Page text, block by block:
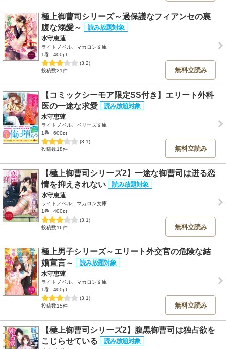
極上御曹司シリーズ～過保護なフィアンセの裏
腹な溺愛～
水守恵蓮
ライトノベル、マカロン文庫
1巻
400pt
(3.2)
投稿数21件
無料立読み
【コミックシーモア限定SS付き】エリート外科
医の一途な求愛
水守恵蓮
ライトノベル、ベリーズ文庫
1巻
600pt
(3.1)
投稿数18件
無料立読み
【極上御曹司シリーズ2】一途な御曹司は迸る恋
情を抑えきれない
水守恵蓮
ライトノベル、マカロン文庫
1巻
400pt
(3.1)
投稿数16件
無料立読み
極上男子シリーズ～エリート外交官の危険な結
婚宣言～
水守恵蓮
ライトノベル、マカロン文庫
1巻
400pt
(3.1)
投稿数15件
無料立読み
【極上御曹司シリーズ2】腹黒御曹司は独占欲を
こじらせている